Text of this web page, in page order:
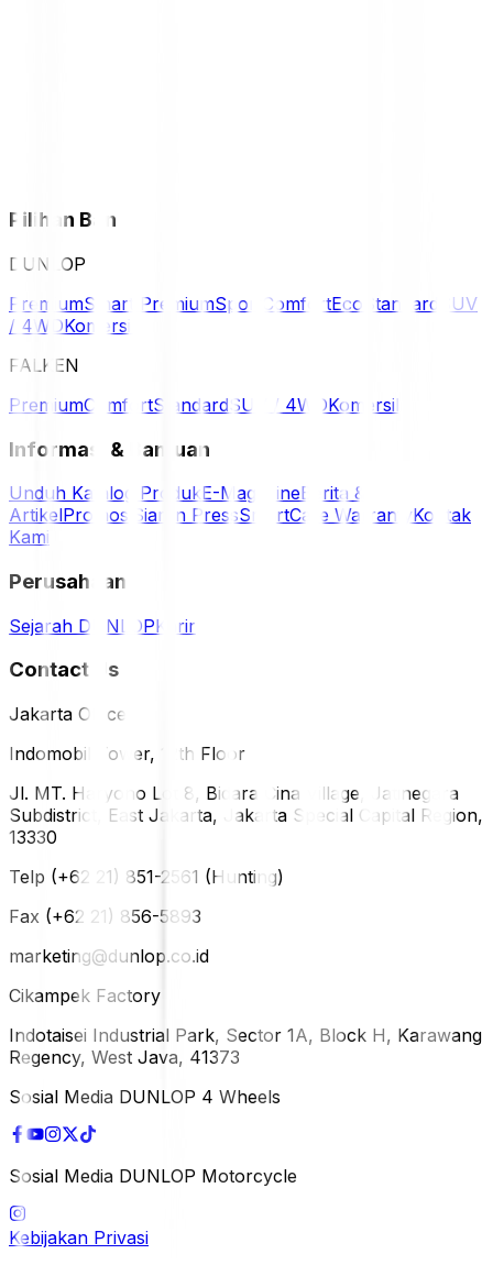
Pilihan Ban
DUNLOP
PremiumSmart PremiumSport ComfortEco Standard
SUV
/ 4WDKomersil
FALKEN
PremiumComfortStandard SUV / 4WDKomersil
Informasi & Bantuan
Unduh Katalog ProdukE-MagazineBerita &
ArtikelPromosi Siaran PressSmartCare WarrantyKontak
Kami
Perusahaan
Sejarah DUNLOPKarir
Contact Us
Jakarta Office
Indomobil Tower, 12th Floor
Jl. MT. Haryono Lot 8, Bidara Cina Village, Jatinegara
Subdistrict, East Jakarta, Jakarta Special Capital Region,
13330
Telp (+62 21) 851-2561 (Hunting)
Fax (+62 21) 856-5893
marketing@dunlop.co.id
Cikampek Factory
Indotaisei Industrial Park, Sector 1A, Block H, Karawang
Regency, West Java, 41373
Sosial Media DUNLOP 4 Wheels
Sosial Media DUNLOP Motorcycle
Kebijakan Privasi